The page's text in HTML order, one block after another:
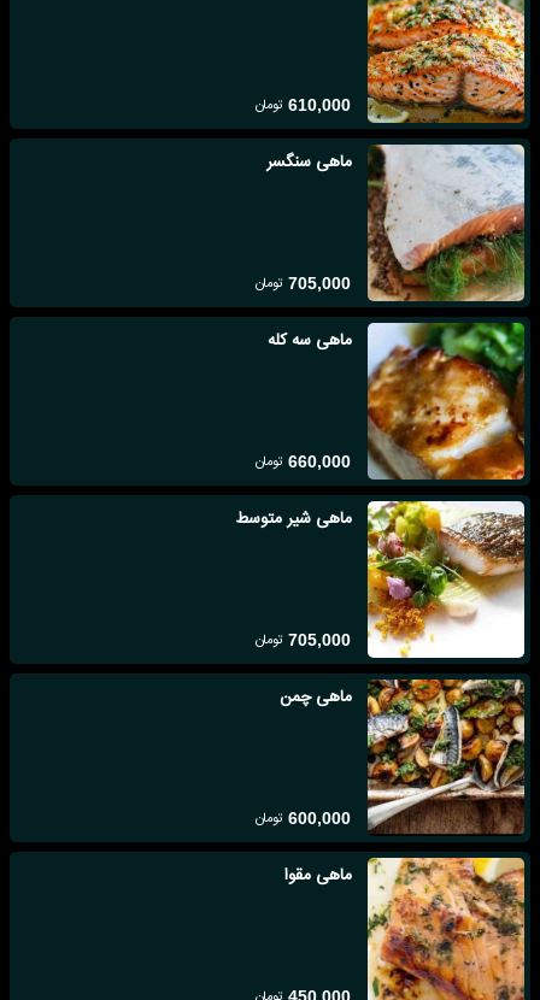
610,000 تومان
ماهی سنگسر
705,000 تومان
ماهی سه کله
660,000 تومان
ماهی شیر متوسط
705,000 تومان
ماهی چمن
600,000 تومان
ماهی مقوا